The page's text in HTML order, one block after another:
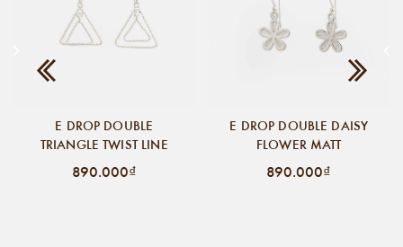
E DROP DOUBLE
TRIANGLE TWIST LINE
890.000₫
E DROP DOUBLE DAISY
FLOWER MATT
890.000₫